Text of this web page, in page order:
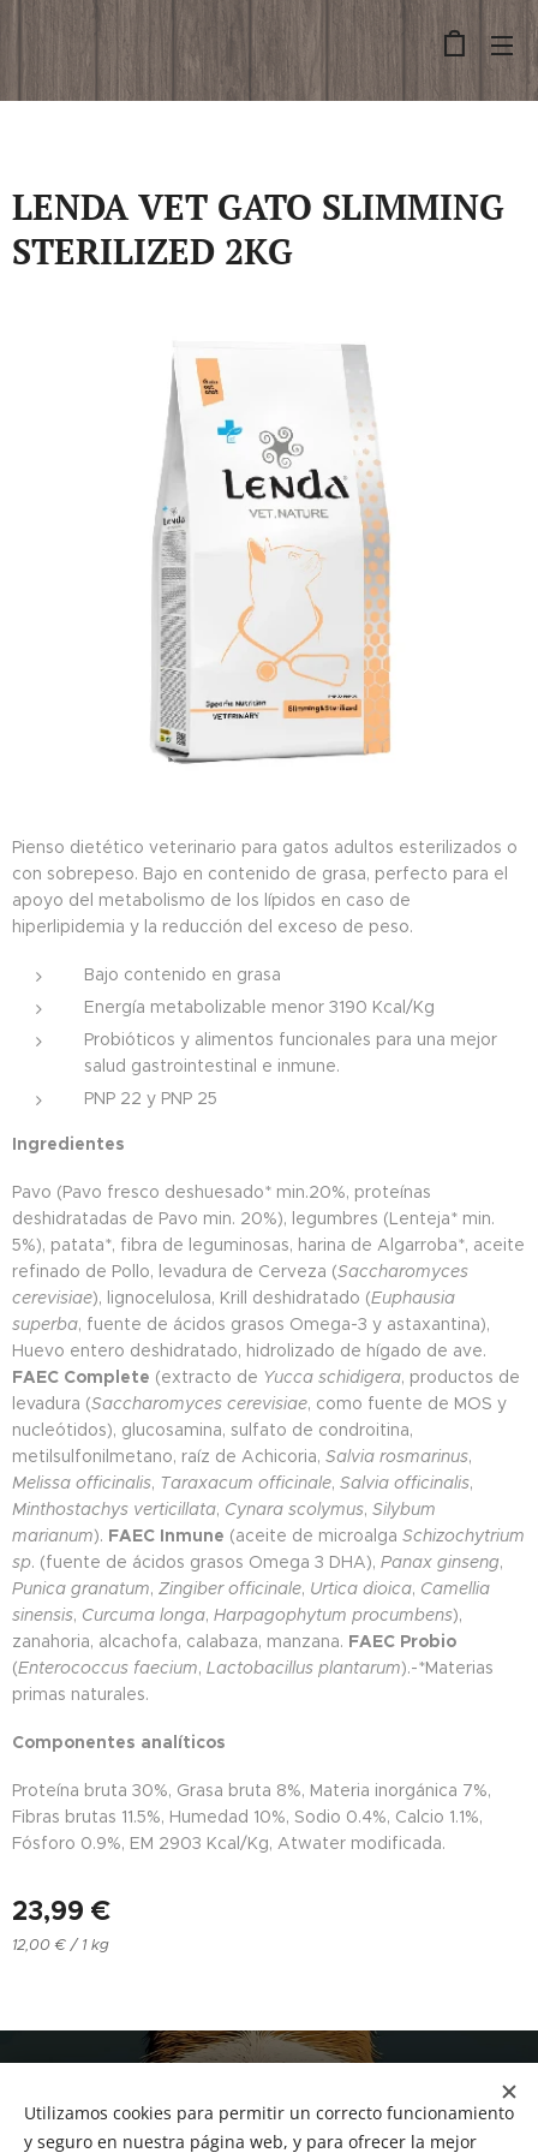
LENDA VET GATO SLIMMING
STERILIZED 2KG
Pienso dietético veterinario para gatos adultos esterilizados o
con sobrepeso. Bajo en contenido de grasa, perfecto para el
apoyo del metabolismo de los lípidos en caso de
hiperlipidemia y la reducción del exceso de peso.
Bajo contenido en grasa
Energía metabolizable menor 3190 Kcal/Kg
Probióticos y alimentos funcionales para una mejor
salud gastrointestinal e inmune.
PNP 22 y PNP 25
Ingredientes
Pavo (Pavo fresco deshuesado* min.20%, proteínas
deshidratadas de Pavo min. 20%), legumbres (Lenteja* min.
5%), patata*, fibra de leguminosas, harina de Algarroba*, aceite
refinado de Pollo, levadura de Cerveza (Saccharomyces
cerevisiae), lignocelulosa, Krill deshidratado (Euphausia
superba, fuente de ácidos grasos Omega-3 y astaxantina),
Huevo entero deshidratado, hidrolizado de hígado de ave.
FAEC Complete (extracto de Yucca schidigera, productos de
levadura (Saccharomyces cerevisiae, como fuente de MOS y
nucleótidos), glucosamina, sulfato de condroitina,
metilsulfonilmetano, raíz de Achicoria, Salvia rosmarinus,
Melissa officinalis, Taraxacum officinale, Salvia officinalis,
Minthostachys verticillata, Cynara scolymus, Silybum
marianum). FAEC Inmune (aceite de microalga Schizochytrium
sp. (fuente de ácidos grasos Omega 3 DHA), Panax ginseng,
Punica granatum, Zingiber officinale, Urtica dioica, Camellia
sinensis, Curcuma longa, Harpagophytum procumbens),
zanahoria, alcachofa, calabaza, manzana. FAEC Probio
(Enterococcus faecium, Lactobacillus plantarum).-*Materias
primas naturales.
Componentes analíticos
Proteína bruta 30%, Grasa bruta 8%, Materia inorgánica 7%,
Fibras brutas 11.5%, Humedad 10%, Sodio 0.4%, Calcio 1.1%,
Fósforo 0.9%, EM 2903 Kcal/Kg, Atwater modificada.
23,99 €
12,00 € / 1 kg
Tf.666351543
Utilizamos cookies para permitir un correcto funcionamiento
y seguro en nuestra página web, y para ofrecer la mejor